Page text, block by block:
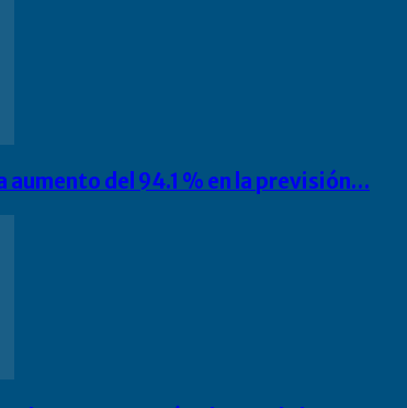
aumento del 94.1 % en la previsión…